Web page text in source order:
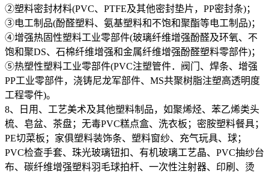
②塑料密封材料(PVC、PTFE及其他密封垫片，PP密封条)；
③电工制品(酚醛塑料、氨基塑料和不饱和聚酯等电工制品)；
④增强热固性塑料工业零部件(玻璃纤维增强酚醛及环氧、不
饱和聚DS、石棉纤维增强和金属纤维增强酚醛塑料零部件)；
⑤热塑性塑料工业零部件(PVC注塑管件．阀门、焊条、增强
PP工业零部件，浇铸尼龙军部件、MS共聚树脂注塑高透明度
工程零件)。
8、日用、工艺美术及其他塑料制品，如聚烯烃、苯乙烯类头
梳、皂盆、茶盘；无毒PVC糕点盒、洗衣板；密胺塑料餐具；
PE切菜板；家俱塑料装饰条、塑料窗纱、充气玩具、球；
PVC检查手套、珠光玻璃钮扣、有机玻璃工艺晶、PVC抽纱台
布、碳纤维增强塑料羽毛球拍杆、一次性注射器、印刷、烫